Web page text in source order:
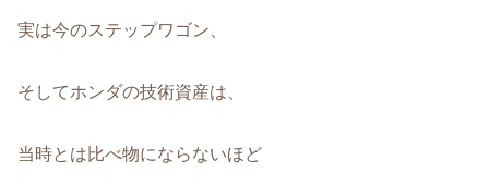
実は今のステップワゴン、
そしてホンダの技術資産は、
当時とは比べ物にならないほど